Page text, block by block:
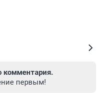
комментария.
первым!